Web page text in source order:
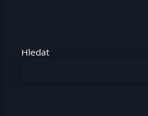
Hledat